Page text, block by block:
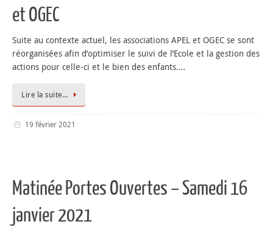
et OGEC
Suite au contexte actuel, les associations APEL et OGEC se sont
réorganisées afin d’optimiser le suivi de l’Ecole et la gestion des
actions pour celle-ci et le bien des enfants.…
Lire la suite…
19 février 2021
Matinée Portes Ouvertes – Samedi 16
janvier 2021